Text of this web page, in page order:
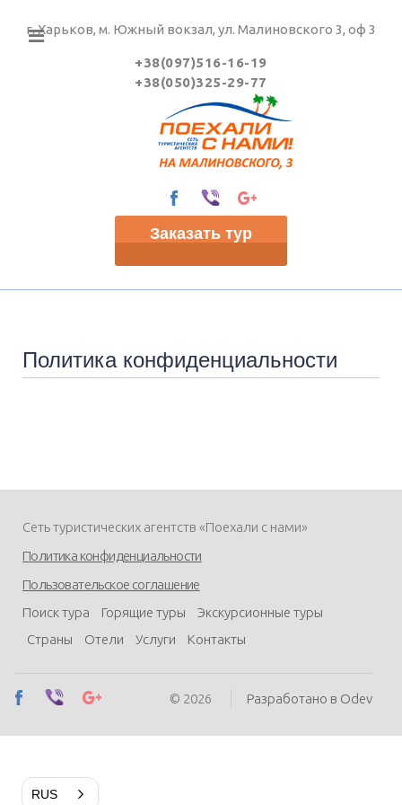
г. Харьков, м. Южный вокзал, ул. Малиновского 3, оф 3
+38(097)516-16-19
+38(050)325-29-77
Заказать тур
Политика конфиденциальности
Сеть туристических агентств «Поехали с нами»
Политика конфиденциальности
Пользовательское соглашение
Поиск тура
Горящие туры
Экскурсионные туры
Страны
Отели Услуги Контакты
© 2026 Разработано в Odev
RUS